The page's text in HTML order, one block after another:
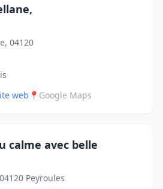
04120
web 📍 Google Maps
calme avec belle
Peyroules